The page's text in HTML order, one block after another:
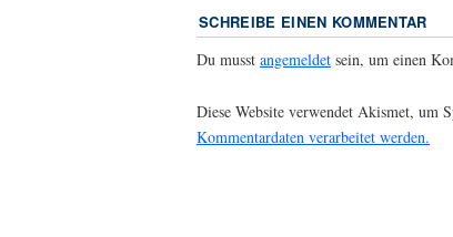
SCHREIBE EINEN KOMMENTAR
Du musst angemeldet sein, um einen
Diese Website verwendet Akismet, um
Kommentardaten verarbeitet werden.